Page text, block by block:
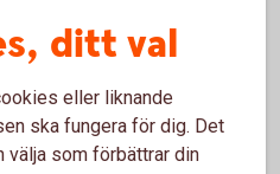
ditt val
eller liknande
ska fungera för dig. Det
välja som förbättrar din